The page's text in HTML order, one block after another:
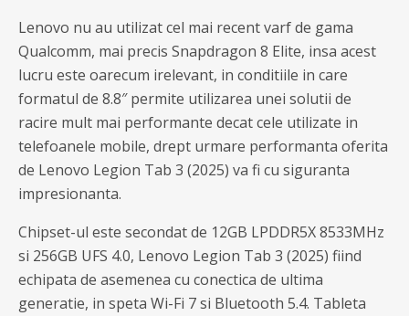
Lenovo nu au utilizat cel mai recent varf de gama
Qualcomm, mai precis Snapdragon 8 Elite, insa acest
lucru este oarecum irelevant, in conditiile in care
formatul de 8.8″ permite utilizarea unei solutii de
racire mult mai performante decat cele utilizate in
telefoanele mobile, drept urmare performanta oferita
de Lenovo Legion Tab 3 (2025) va fi cu siguranta
impresionanta.
Chipset-ul este secondat de 12GB LPDDR5X 8533MHz
si 256GB UFS 4.0, Lenovo Legion Tab 3 (2025) fiind
echipata de asemenea cu conectica de ultima
generatie, in speta Wi-Fi 7 si Bluetooth 5.4. Tableta